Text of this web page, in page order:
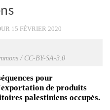
15 FÉVRIER 2020
/ CC-BY-SA-3.0
pour
de produits
palestiniens occupés.